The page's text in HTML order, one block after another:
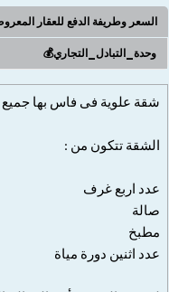
السعر وطريفة الدفع للعقار
وحدة_التبادل_التجاري💰
شقة علوية فى فاس بها جميع
الشقة تتكون من :
عدد اربع غرف
صالة
مطبخ
عدد اثنين دورة مياة